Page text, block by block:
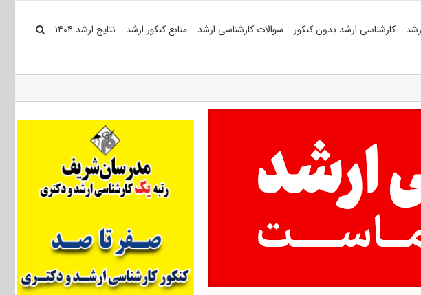
کارشناسی ارشد بدون کنکور سوالات کارشناسی ارشد منابع کنکور ارشد نتایج ارشد ۱۴۰۴